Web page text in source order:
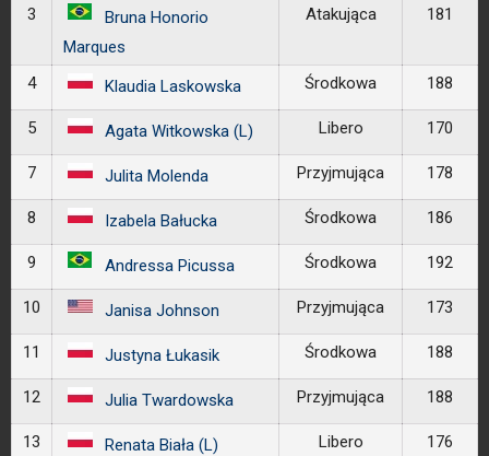
3
Bruna Honorio
Marques
Atakująca 181
4 Klaudia Laskowska Środkowa 188
5 Agata Witkowska (L) Libero 170
7 Julita Molenda Przyjmująca 178
8 Izabela Bałucka Środkowa 186
9 Andressa Picussa Środkowa 192
10 Janisa Johnson Przyjmująca 173
11 Justyna Łukasik Środkowa 188
12 Julia Twardowska Przyjmująca 188
13 Renata Biała (L) Libero 176